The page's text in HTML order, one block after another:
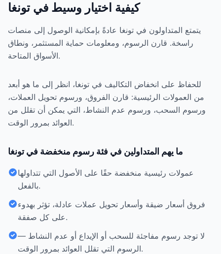
كيفية اختيار وسيط في تونغا
يتمتع المتداولون في تونغا عادةً بإمكانية الوصول إلى منصات
راسخة. قارن الرسوم، ومعلومات حماية المستثمر، ونطاق
الأسواق المتاحة.
للحفاظ على انخفاض التكاليف في تونغا، انظر إلى ما هو أبعد
من العمولات الرئيسية: قارن الفروق، ورسوم تحويل العملات،
ورسوم السحب، ورسوم عدم النشاط، التي يمكن أن تقلل من
العوائد بمرور الوقت.
ما يهم المتداولين في فئة رسوم منخفضة في تونغا
عمولات رئيسية منخفضة حقًا على الأصول التي تتداولها
بالفعل.
فروق أسعار ضيقة وأسعار تحويل عملات عادلة، تؤثر بهدوء
على كل صفقة.
لا توجد رسوم مفاجئة للسحب أو الإيداع أو عدم النشاط —
الرسوم التي تقلل العوائد بمرور الوقت.